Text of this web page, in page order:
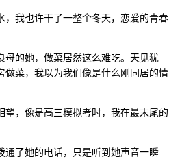
我也许干了一整个冬天，恋爱的青春
的她，做菜居然这么难吃。天见犹
菜，我以为我们像是什么刚同居的情
，像是高三模拟考时，我在最末尾的
通了她的电话，只是听到她声音一瞬